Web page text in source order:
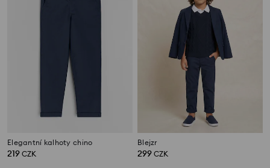
Elegantní kalhoty chino
219 CZK
Blejzr
299 CZK